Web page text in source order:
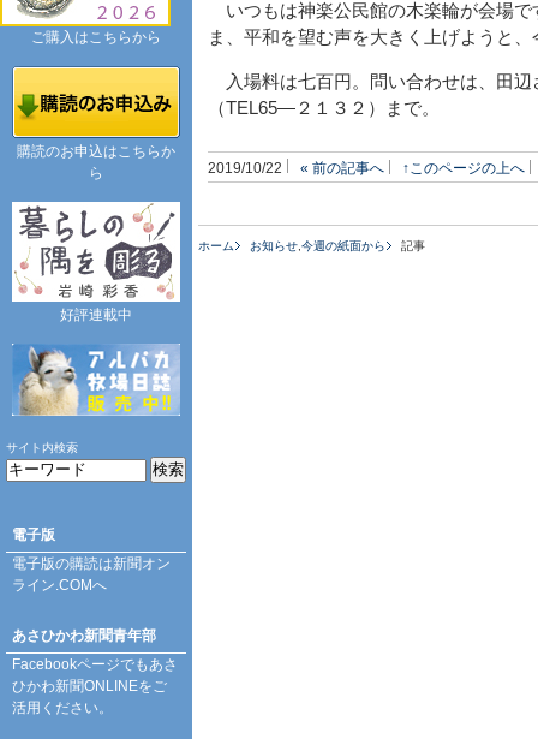
いつもは神楽公民館の木楽輪が会場で
ま、平和を望む声を大きく上げようと
入場料は七百円。問い合わせは、田
（TEL65―２１３２）まで。
2019/10/22 « 前の記事へ ↑このページの上へ
ホーム お知らせ 今週の紙面から 記事
ご購入はこちらから
購読のお申込はこちらか
ら
好評連載中
サイト内検索
電子版
電子版の購読は新聞オン
ライン.COMへ
あさひかわ新聞青年部
Facebookページでもあさ
ひかわ新聞ONLINEをご
活用ください。